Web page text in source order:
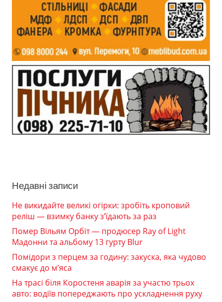
Недавні записи
Не викидайте великі огірки: зробіть кроповий
реліш — взимку банку з’їдають за раз
Помер Вільям Орбіт — продюсер Ray of Light
Мадонни та альбому 13 гурту Blur
Помідори з перцем за годину: закуска, яка чудово
смакує до м’яса
На трасі біля Коростеня аварія за участю трьох
авто: водіїв попереджають про ускладнення руху